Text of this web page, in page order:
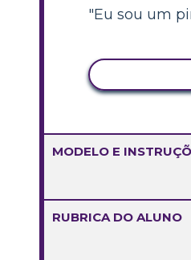
"Eu sou um
MODELO E
RUBRICA DO ALUNO